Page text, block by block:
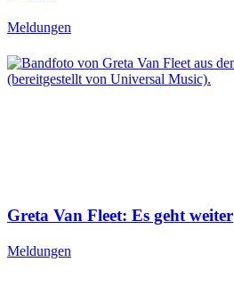
Meldungen
Greta Van Fleet: Es geht weiter
Meldungen